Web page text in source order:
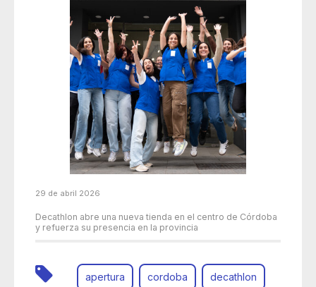
29 de abril 2026
Decathlon abre una nueva tienda en el centro de Córdoba
y refuerza su presencia en la provincia
apertura cordoba decathlon